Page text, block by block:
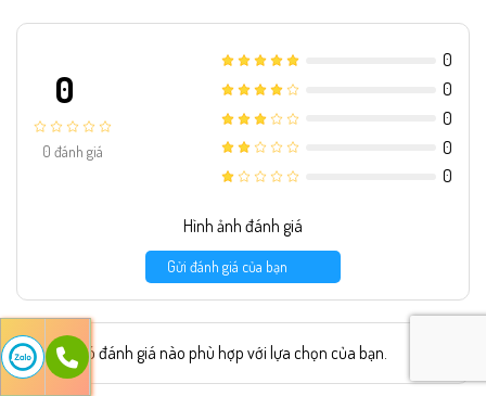
0
0 đánh giá
0
0
0
0
0
Hình ảnh đánh giá
Gửi đánh giá của bạn
Không có đánh giá nào phù hợp với lựa chọn của bạn.